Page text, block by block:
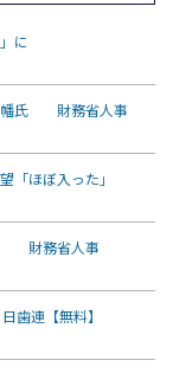
に
幡氏 財務省人事
ほぼ入った」
財務省人事
連【無料】